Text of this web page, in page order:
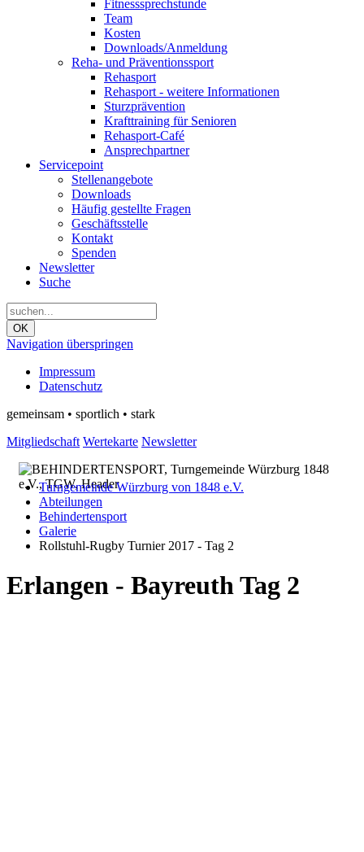
Fitnesssprechstunde
Team
Kosten
Downloads/Anmeldung
Reha- und Präventionssport
Rehasport
Rehasport - weitere Informationen
Sturzprävention
Krafttraining für Senioren
Rehasport-Café
Ansprechpartner
Servicepoint
Stellenangebote
Downloads
Häufig gestellte Fragen
Geschäftsstelle
Kontakt
Spenden
Newsletter
Suche
OK
Navigation überspringen
Impressum
Datenschutz
gemeinsam • sportlich • stark
Mitgliedschaft Wertekarte Newsletter
Turngemeinde Würzburg von 1848 e.V.
Abteilungen
Behindertensport
Galerie
Rollstuhl-Rugby Turnier 2017 - Tag 2
Erlangen - Bayreuth Tag 2